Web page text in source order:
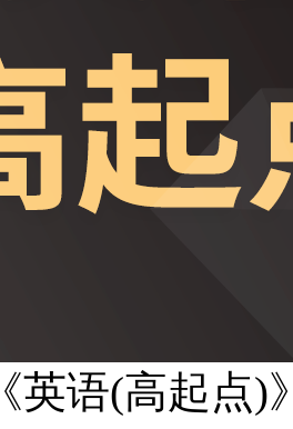
英语(高起点)